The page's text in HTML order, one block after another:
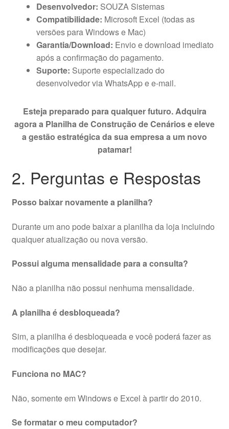
Desenvolvedor: SOUZA Sistemas
Compatibilidade: Microsoft Excel (todas as
versões para Windows e Mac)
Garantia/Download: Envio e download imediato
após a confirmação do pagamento.
Suporte: Suporte especializado do
desenvolvedor via WhatsApp e e-mail.
Esteja preparado para qualquer futuro. Adquira
agora a Planilha de Construção de Cenários e eleve
a gestão estratégica da sua empresa a um novo
patamar!
2. Perguntas e Respostas
Posso baixar novamente a planilha?
Durante um ano pode baixar a planilha da loja incluindo
qualquer atualização ou nova versão.
Possui alguma mensalidade para a consulta?
Não a planilha não possui nenhuma mensalidade.
A planilha é desbloqueada?
Sim, a planilha é desbloqueada e você poderá fazer as
modificações que desejar.
Funciona no MAC?
Não, somente em Windows e Excel à partir do 2010.
Se formatar o meu computador?